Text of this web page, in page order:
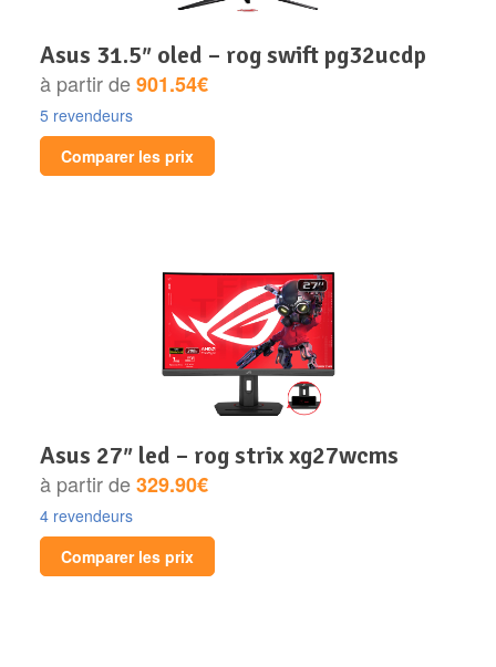
asus 31.5″ oled – rog swift pg32ucdp
à partir de901.54€
5 revendeurs
Comparer les prix
asus 27″ led – rog strix xg27wcms
à partir de329.90€
4 revendeurs
Comparer les prix